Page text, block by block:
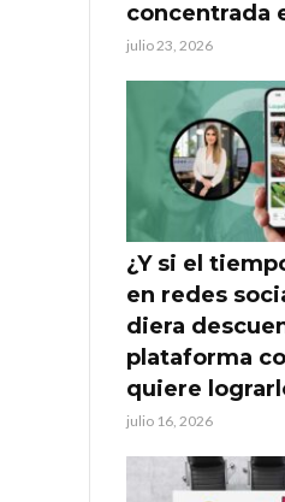
concentrada
julio 23, 2026
¿Y si el
en redes
diera
plataforma
quiere
julio 16, 2026